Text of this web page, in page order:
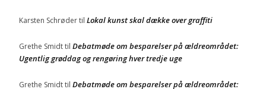
Karsten Schrødertil Lokal kunst skal dække over graffiti
Grethe Smidttil Debatmøde om besparelser på ældreområdet:
Ugentlig grøddag og rengøring hver tredje uge
Grethe Smidttil Debatmøde om besparelser på ældreområdet: